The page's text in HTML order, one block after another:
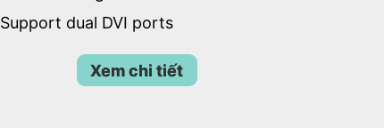
Support dual DVI ports
Xem chi tiết